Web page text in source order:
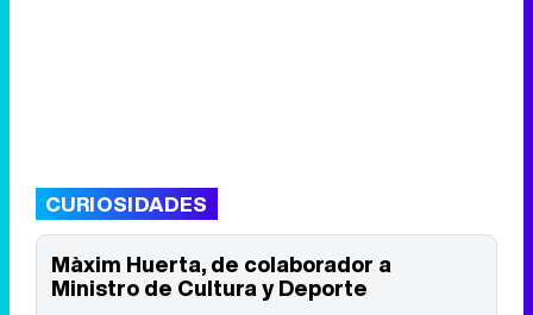
CURIOSIDADES
Màxim Huerta, de colaborador a
Ministro de Cultura y Deporte